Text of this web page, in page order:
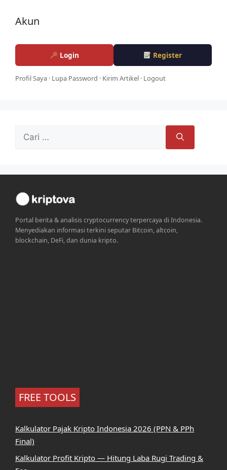
Akun
Login Register
Profil Saya · Lupa Password · Kirim Artikel · Logout
untuk:
Portal berita & analisis cryptocurrency terpercaya di Indonesia.
Menyediakan informasi terkini seputar Bitcoin, altcoin,
blockchain, DeFi, dan dunia kripto.
FREE TOOLS
Kalkulator Pajak Kripto Indonesia 2026 (PPN & PPh
Final)
Kalkulator Profit Kripto — Hitung Laba Rugi Trading &